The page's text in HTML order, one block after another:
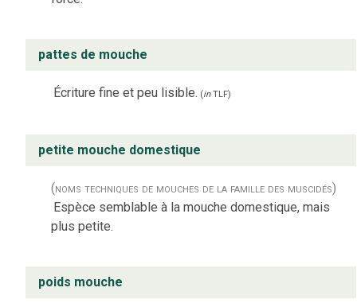
pattes de mouche
Écriture fine et peu lisible. (inTLF)
petite mouche domestique
(noms techniques de mouches de la famille des muscidés)
Espèce semblable à la mouche domestique, mais
plus petite.
poids mouche